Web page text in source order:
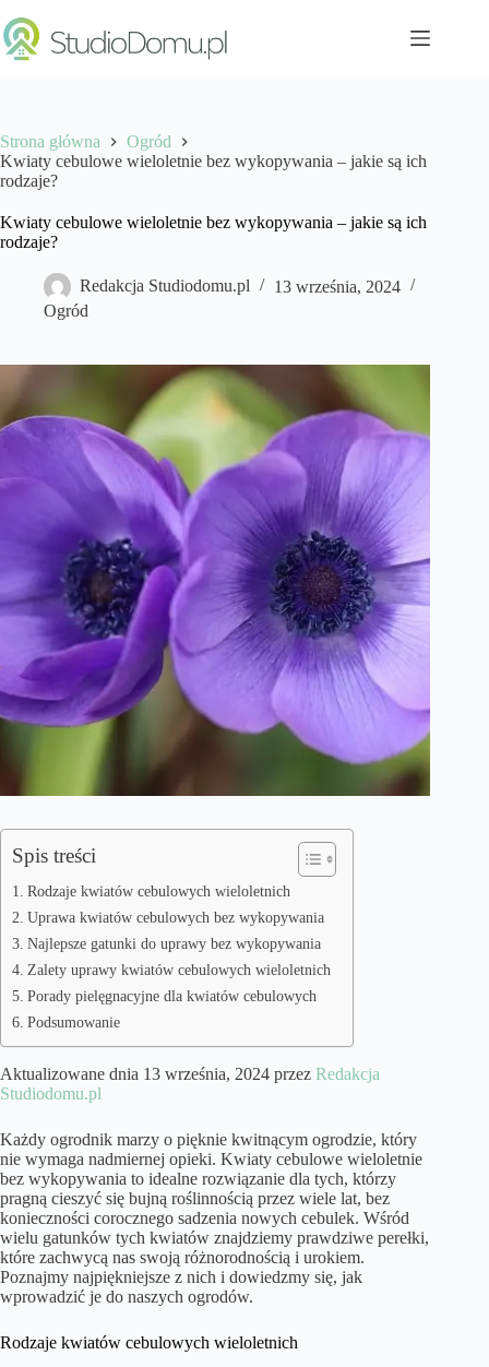
do
treści
Strona główna
Ogród
Kwiaty cebulowe wieloletnie bez wykopywania – jakie są ich
rodzaje?
Kwiaty cebulowe wieloletnie bez wykopywania – jakie są ich
rodzaje?
Redakcja Studiodomu.pl
13 września, 2024
Ogród
Spis treści
Rodzaje kwiatów cebulowych wieloletnich
Uprawa kwiatów cebulowych bez wykopywania
Najlepsze gatunki do uprawy bez wykopywania
Zalety uprawy kwiatów cebulowych wieloletnich
Porady pielęgnacyjne dla kwiatów cebulowych
Podsumowanie
Aktualizowane dnia 13 września, 2024 przez Redakcja
Studiodomu.pl
Każdy ogrodnik marzy o pięknie kwitnącym ogrodzie, który
nie wymaga nadmiernej opieki. Kwiaty cebulowe wieloletnie
bez wykopywania to idealne rozwiązanie dla tych, którzy
pragną cieszyć się bujną roślinnością przez wiele lat, bez
konieczności corocznego sadzenia nowych cebulek. Wśród
wielu gatunków tych kwiatów znajdziemy prawdziwe perełki,
które zachwycą nas swoją różnorodnością i urokiem.
Poznajmy najpiękniejsze z nich i dowiedzmy się, jak
wprowadzić je do naszych ogrodów.
Rodzaje kwiatów cebulowych wieloletnich